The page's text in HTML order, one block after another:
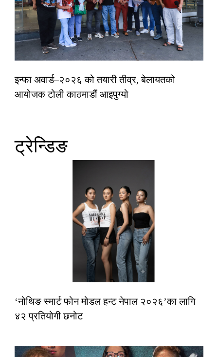
इन्फा अवार्ड–२०२६ को तयारी तीव्र, बेलायतको
आयोजक टोली काठमाडौं आइपुग्यो
ट्रेन्डिङ
‘नोथिङ स्मार्ट फोन मोडल हन्ट नेपाल २०२६’का लागि
४२ प्रतियोगी छनोट